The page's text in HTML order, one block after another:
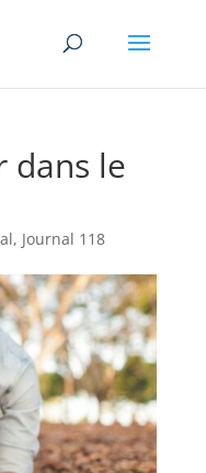
dans le
, Journal 118